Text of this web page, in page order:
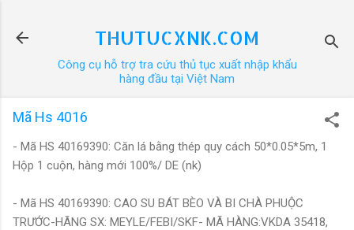
THUTUCXNK.COM
Công cụ hỗ trợ tra cứu thủ tục xuất nhập khẩu
hàng đầu tại Việt Nam
Mã Hs 4016
- Mã HS 40169390: Căn lá bằng thép quy cách 50*0.05*5m, 1
Hộp 1 cuộn, hàng mới 100%/ DE (nk)
- Mã HS 40169390: CAO SU BÁT BÈO VÀ BI CHÀ PHUỘC
TRƯỚC-HÃNG SX: MEYLE/FEBI/SKF- MÃ HÀNG:VKDA 35418,